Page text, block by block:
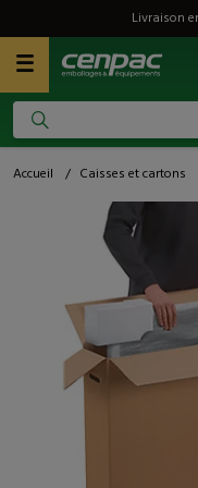
Livraison
Accueil / Caisses et cartons